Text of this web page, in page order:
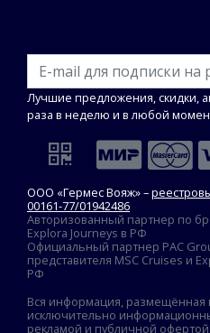
Лучшие предложения, скидки,
раза в неделю и в любой
ООО «Гермес Вояж» –
00161-77/01942486
Авторизованный партнер по
Explora Journeys в РФ
Официальный партнер PAC
представителя MSC Cruises и
РФ
Вся информация, размещённая
исключительно
рекламой и публичной